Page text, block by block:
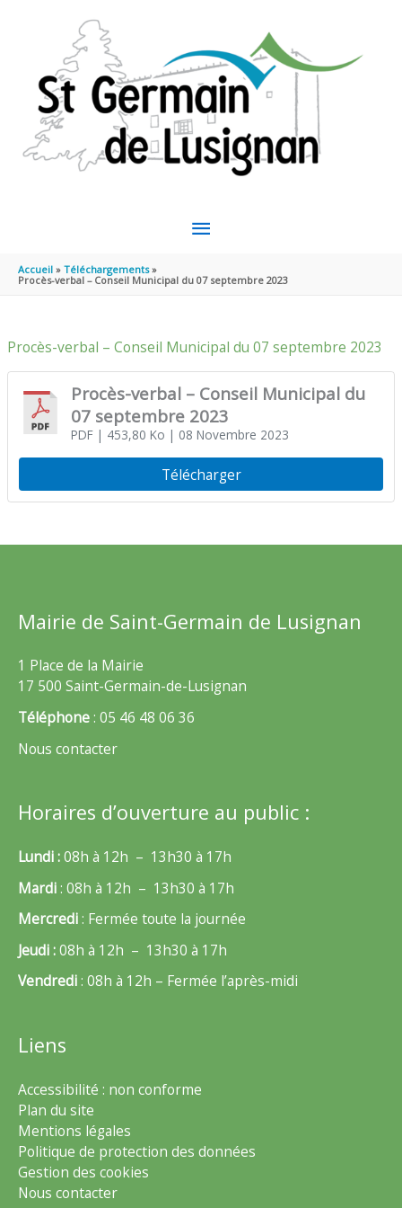
MENU
PRINCIPAL
Accueil
Téléchargements
Procès-verbal – Conseil Municipal du 07 septembre 2023
Procès-verbal – Conseil Municipal du 07 septembre 2023
Procès-verbal – Conseil Municipal du
07 septembre 2023
PDF| 453,80 Ko | 08 Novembre 2023
Télécharger
Mairie de Saint-Germain de Lusignan
1 Place de la Mairie
17 500 Saint-Germain-de-Lusignan
Téléphone: 05 46 48 06 36
Nous contacter
Horaires d’ouverture au public :
Lundi :08h à 12h – 13h30 à 17h
Mardi: 08h à 12h – 13h30 à 17h
Mercredi: Fermée toute la journée
Jeudi :08h à 12h – 13h30 à 17h
Vendredi: 08h à 12h – Fermée l’après-midi
Liens
Accessibilité : non conforme
Plan du site
Mentions légales
Politique de protection des données
Gestion des cookies
Nous contacter